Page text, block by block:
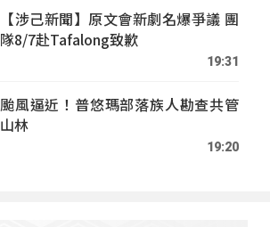
【涉己新聞】原文會新劇名爆爭議 團
隊8/7赴Tafalong致歉
19:31
颱風逼近！普悠瑪部落族人勘查共管
山林
19:20